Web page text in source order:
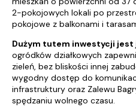
2-pokojowych lokali po
pokojowe z balkonami i
Dużym tutem inwestycji jest
ogródków działkowych
zieleń, bez bliskości innej
wygodny dostęp do
infrastruktury oraz Zalewu
spędzaniu wolnego czasu.